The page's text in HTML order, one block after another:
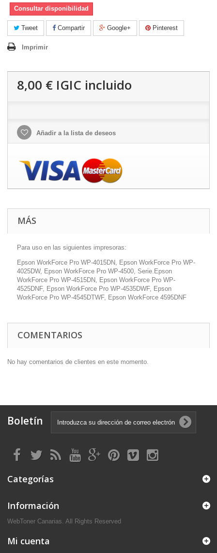
Consultar disponibilidad
Tweet Compartir Google+ Pinterest
Imprimir
8,00 € IGIC incluido
Añadir a la lista de deseos
MÁS
Para uso en las siguientes impresoras:
Epson WorkForce Pro WP-4015DN, Epson WorkForce Pro WP-
4025DW, Epson WorkForce Pro WP-4500, Serie.Epson
WorkForce Pro WP-4515DN, Epson WorkForce Pro WP-
4525DNF, Epson WorkForce Pro WP-4535DWF, Epson
WorkForce Pro WP-4545DTWF, Epson WorkForce 4595DNF
COMENTARIOS
No hay comentarios de clientes en este momento.
Boletín
Categorías
Información
WebToner Canarias. All Rights Reserved
Mi cuenta